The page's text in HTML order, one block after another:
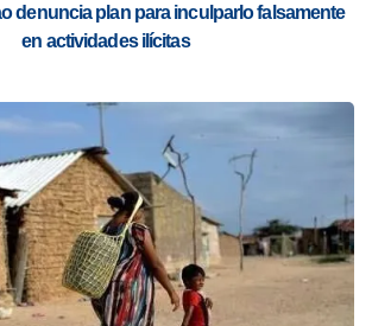
denuncia plan para inculparlo falsamente
en actividades ilícitas